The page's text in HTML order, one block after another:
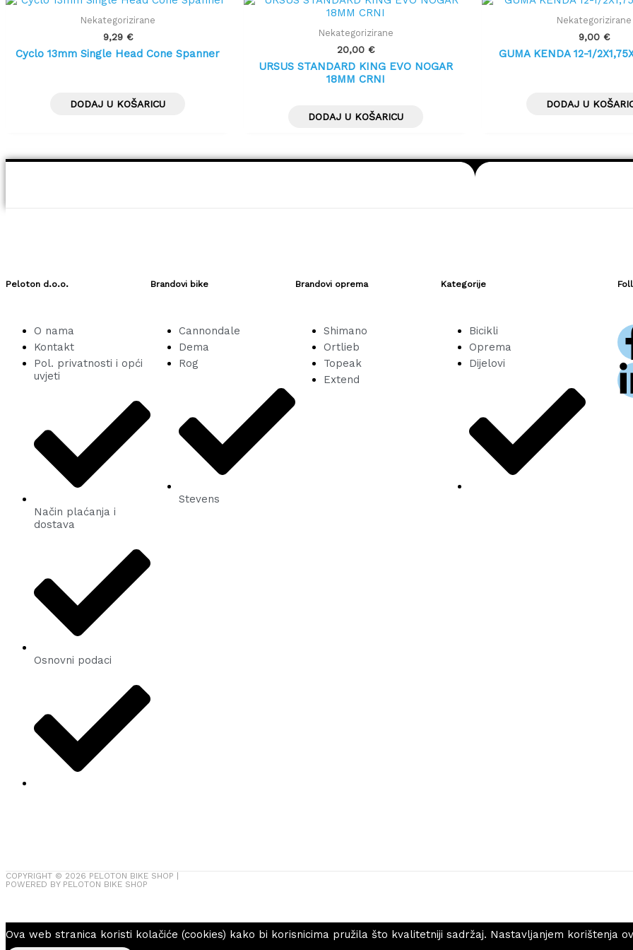
Nekategorizirane
9,29 €
Cyclo 13mm Single Head Cone Spanner
DODAJ U KOŠARICU
Nekategorizirane
20,00 €
URSUS STANDARD KING EVO NOGAR
18MM CRNI
DODAJ U KOŠARICU
Nekategorizirane
9,00 €
GUMA KENDA 12-1/
DODAJ U
Peloton d.o.o.
O nama
Kontakt
Pol. privatnosti i opći
uvjeti
Način plaćanja i
dostava
Osnovni podaci
Brandovi bike
Cannondale
Dema
Rog
Stevens
Brandovi oprema
Shimano
Ortlieb
Topeak
Extend
Kategorije
Bicikli
Oprema
Dijelovi
COPYRIGHT © 2026 PELOTON BIKE SHOP
POWERED BY PELOTON BIKE SHOP
Ova web stranica koristi kolačiće (cookies) kako bi korisnicima pružila što kvalitetniji sadržaj. Nastavljanjem korištenja